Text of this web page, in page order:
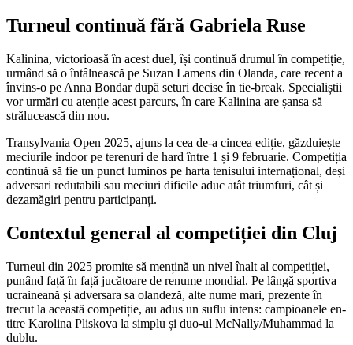
Turneul continuă fără Gabriela Ruse
Kalinina, victorioasă în acest duel, își continuă drumul în competiție,
urmând să o întâlnească pe Suzan Lamens din Olanda, care recent a
învins-o pe Anna Bondar după seturi decise în tie-break. Specialiștii
vor urmări cu atenție acest parcurs, în care Kalinina are șansa să
strălucească din nou.
Transylvania Open 2025, ajuns la cea de-a cincea ediție, găzduiește
meciurile indoor pe terenuri de hard între 1 și 9 februarie. Competiția
continuă să fie un punct luminos pe harta tenisului internațional, deși
adversari redutabili sau meciuri dificile aduc atât triumfuri, cât și
dezamăgiri pentru participanți.
Contextul general al competiției din Cluj
Turneul din 2025 promite să mențină un nivel înalt al competiției,
punând față în față jucătoare de renume mondial. Pe lângă sportiva
ucraineană și adversara sa olandeză, alte nume mari, prezente în
trecut la această competiție, au adus un suflu intens: campioanele en-
titre Karolina Pliskova la simplu și duo-ul McNally/Muhammad la
dublu.